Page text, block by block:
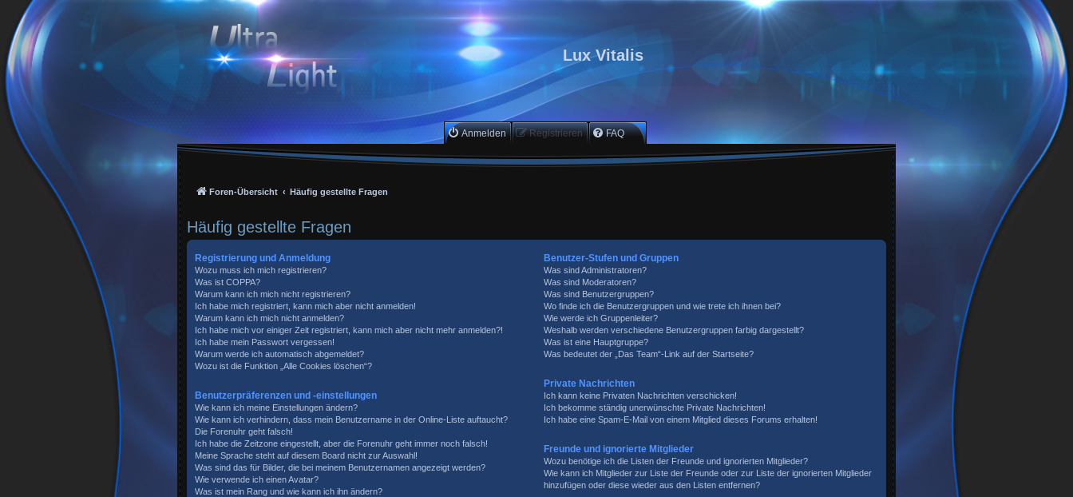
Lux Vitalis
Anmelden Registrieren FAQ
Foren-Übersicht Häufig gestellte Fragen
Häufig gestellte Fragen
Registrierung und Anmeldung
Wozu muss ich mich registrieren?
Was ist COPPA?
Warum kann ich mich nicht registrieren?
Ich habe mich registriert, kann mich aber nicht anmelden!
Warum kann ich mich nicht anmelden?
Ich habe mich vor einiger Zeit registriert, kann mich aber nicht mehr anmelden?!
Ich habe mein Passwort vergessen!
Warum werde ich automatisch abgemeldet?
Wozu ist die Funktion „Alle Cookies löschen“?
Benutzerpräferenzen und -einstellungen
Wie kann ich meine Einstellungen ändern?
Wie kann ich verhindern, dass mein Benutzername in der Online-Liste auftaucht?
Die Forenuhr geht falsch!
Ich habe die Zeitzone eingestellt, aber die Forenuhr geht immer noch falsch!
Meine Sprache steht auf diesem Board nicht zur Auswahl!
Was sind das für Bilder, die bei meinem Benutzernamen angezeigt werden?
Wie verwende ich einen Avatar?
Was ist mein Rang und wie kann ich ihn ändern?
Benutzer-Stufen und Gruppen
Was sind Administratoren?
Was sind Moderatoren?
Was sind Benutzergruppen?
Wo finde ich die Benutzergruppen und wie trete ich ihnen bei?
Wie werde ich Gruppenleiter?
Weshalb werden verschiedene Benutzergruppen farbig dargestellt?
Was ist eine Hauptgruppe?
Was bedeutet der „Das Team“-Link auf der Startseite?
Private Nachrichten
Ich kann keine Privaten Nachrichten verschicken!
Ich bekomme ständig unerwünschte Private Nachrichten!
Ich habe eine Spam-E-Mail von einem Mitglied dieses Forums erhalten!
Freunde und ignorierte Mitglieder
Wozu benötige ich die Listen der Freunde und ignorierten Mitglieder?
Wie kann ich Mitglieder zur Liste der Freunde oder zur Liste der ignorierten Mitglieder
hinzufügen oder diese wieder aus den Listen entfernen?